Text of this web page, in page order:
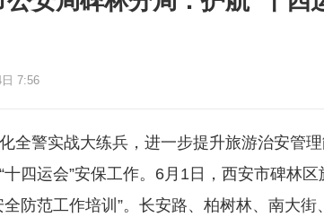
7:56
全警实战大练兵，进一步提升旅游治安管
十四运会”安保工作。6月1日，西安市碑林
全防范工作培训”。长安路、柏树林、南大